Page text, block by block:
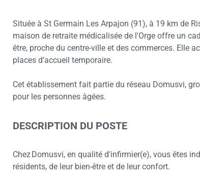
Située à St Germain Les Arpajon (91), à 19 km de
maison de retraite médicalisée de l'Orge offre un
être, proche du centre-ville et des commerces. Elle
places d'accueil temporaire.
Cet établissement fait partie du réseau Domusvi,
pour les personnes âgées.
DESCRIPTION DU POSTE
Chez Domusvi, en qualité d'infirmier(e), vous êtes
résidents, de leur bien-être et de leur confort.